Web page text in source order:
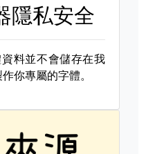
隱私安全
料並不會儲存在我
你專屬的字體。